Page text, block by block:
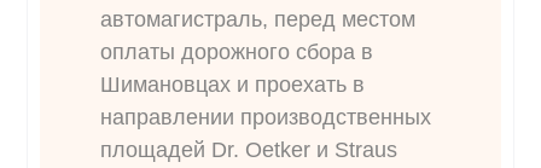
автомагистраль, перед местом
оплаты дорожного сбора в
Шимановцах и проехать в
направлении производственных
площадей Dr. Oetker и Straus